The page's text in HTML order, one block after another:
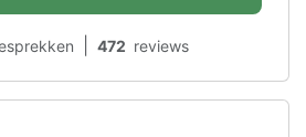
472 reviews